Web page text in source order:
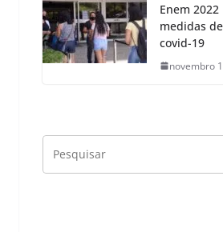
Enem
medidas
covid-19
novembro